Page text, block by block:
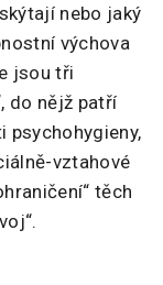
nebo jaký
výchova
jsou tři
do nějž patří
psychohygieny,
vztahové
těch